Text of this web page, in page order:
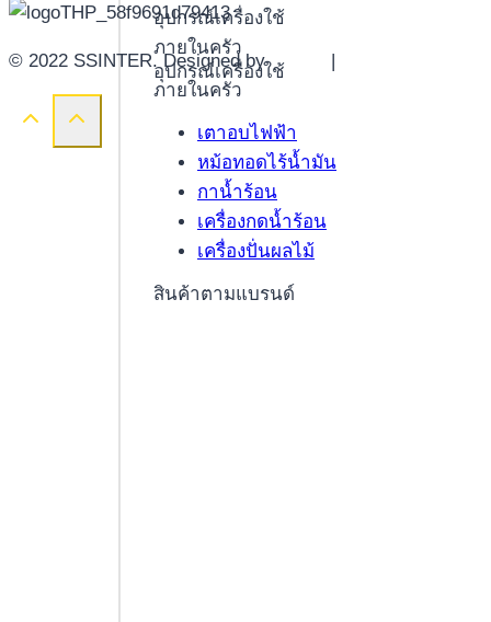
อุปกรณ์เครื่องใช้
ภายในครัว
อุปกรณ์เครื่องใช้
ภายในครัว
เตาอบไฟฟ้า
หม้อทอดไร้น้ำมัน
กาน้ำร้อน
เครื่องกดน้ำร้อน
เครื่องปั่นผลไม้
สินค้าตามแบรนด์
© 2022 SSINTER. Designed byYWDS |